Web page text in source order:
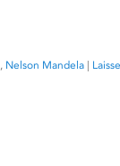
, Nelson Mandela |